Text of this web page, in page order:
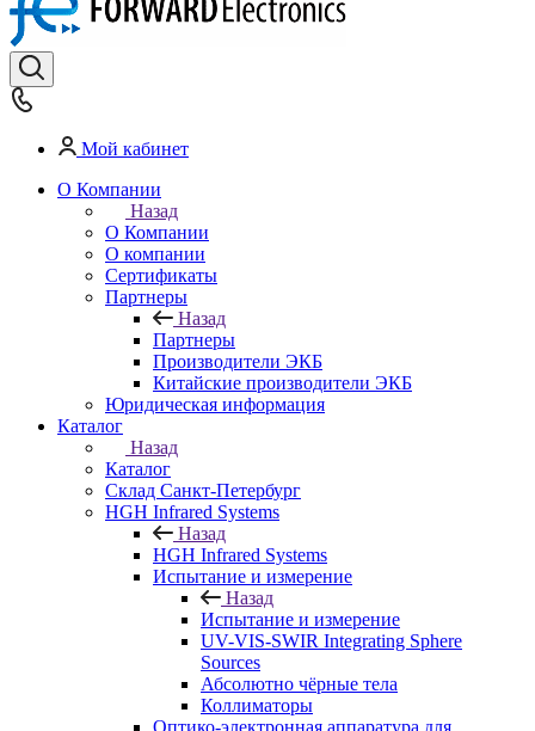
Мой кабинет
О Компании
Назад
О Компании
О компании
Сертификаты
Партнеры
Назад
Партнеры
Производители ЭКБ
Китайские производители ЭКБ
Юридическая информация
Каталог
Назад
Каталог
Cклад Санкт-Петербург
HGH Infrared Systems
Назад
HGH Infrared Systems
Испытание и измерение
Назад
Испытание и измерение
UV-VIS-SWIR Integrating Sphere
Sources
Абсолютно чёрные тела
Коллиматоры
Оптико-электронная аппаратура для